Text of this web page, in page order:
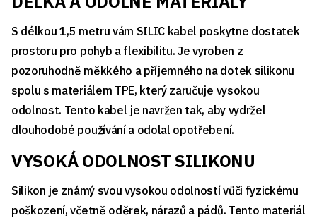
S délkou 1,5 metru vám SILIC kabel poskytne dostatek
prostoru pro pohyb a flexibilitu. Je vyroben z
pozoruhodně měkkého a příjemného na dotek silikonu
spolu s materiálem TPE, který zaručuje vysokou
odolnost. Tento kabel je navržen tak, aby vydržel
dlouhodobé používání a odolal opotřebení.
VYSOKÁ ODOLNOST SILIKONU
Silikon je známý svou vysokou odolností vůči fyzickému
poškození, včetně oděrek, nárazů a pádů. Tento materiál